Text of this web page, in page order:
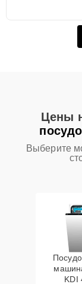
Цены
Выберите
KDI